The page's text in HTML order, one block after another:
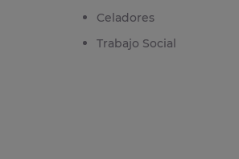
Celadores
Trabajo Social